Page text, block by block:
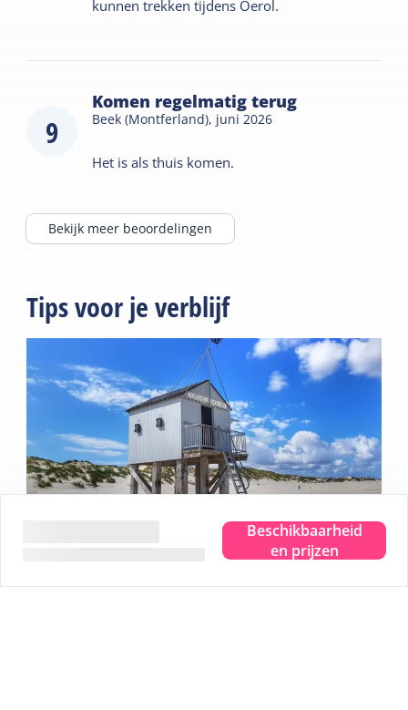
Beschikbaarheid
en prijzen
kunnen trekken tijdens Oerol.
9
Komen regelmatig terug
Beek (Montferland), juni 2026
Het is als thuis komen.
Bekijk meer beoordelingen
Tips voor je verblijf
Waar je ook bent, je proeft, ziet, hoort, ruikt en voelt de